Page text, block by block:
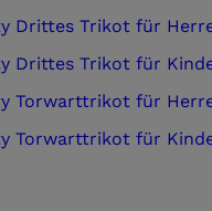
Drittes Trikot für
Drittes Trikot für
Torwarttrikot für
Torwarttrikot für